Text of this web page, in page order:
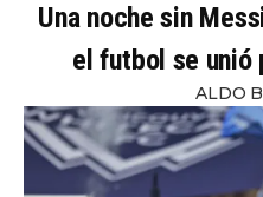
Una noche sin
el futbol se unió
ALDO